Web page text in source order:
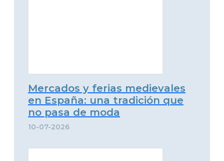
Mercados y ferias medievales
en España: una tradición que
no pasa de moda
10-07-2026